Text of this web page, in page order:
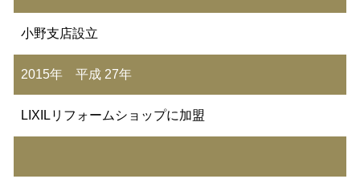
小野支店設立
2015年 平成 27年
LIXILリフォームショップに加盟